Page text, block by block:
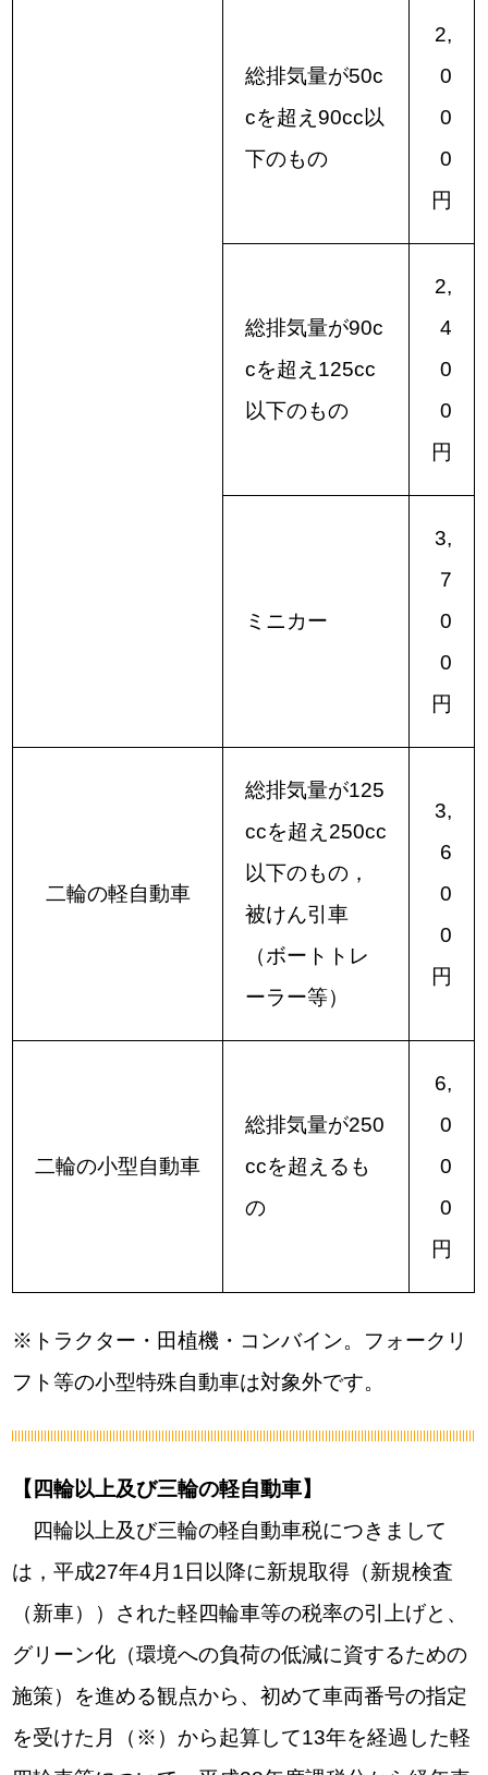
総排気量が50c
cを超え90cc以
下のもの
2,
0
0
0
円
総排気量が90c
cを超え125cc
以下のもの
2,
4
0
0
円
ミニカー
3,
7
0
0
円
二輪の軽自動車
総排気量が125
ccを超え250cc
以下のもの，
被けん引車
（ボートトレ
ーラー等）
3,
6
0
0
円
二輪の小型自動車
総排気量が250
ccを超えるも
の
6,
0
0
0
円
※トラクター・田植機・コンバイン。フォークリ
フト等の小型特殊自動車は対象外です。
【四輪以上及び三輪の軽自動車】
四輪以上及び三輪の軽自動車税につきまして
は，平成27年4月1日以降に新規取得（新規検査
（新車））された軽四輪車等の税率の引上げと、
グリーン化（環境への負荷の低減に資するための
施策）を進める観点から、初めて車両番号の指定
を受けた月（※）から起算して13年を経過した軽